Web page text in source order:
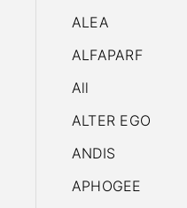
ALEA
ALFAPARF
All
ALTER EGO
ANDIS
APHOGEE